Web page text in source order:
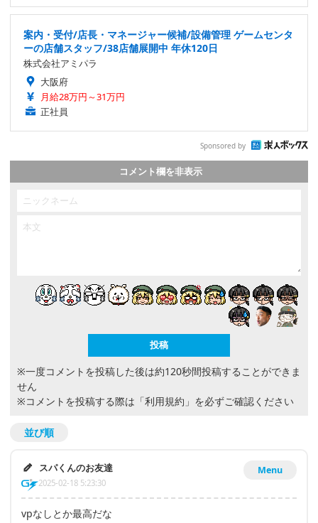
案内・受付/店長・マネージャー候補/設備管理 ゲームセンタ
ーの店舗スタッフ/38店舗展開中 年休120日
株式会社アミパラ
大阪府
月給28万円～31万円
正社員
Sponsored by
コメント欄を非表示
※一度コメントを投稿した後は約120秒間投稿することができま
せん
※コメントを投稿する際は 「利用規約」 を必ずご確認ください
並び順
Menu
スパくんのお友達
2025-02-18 5:23:30
vpなしとか最高だな